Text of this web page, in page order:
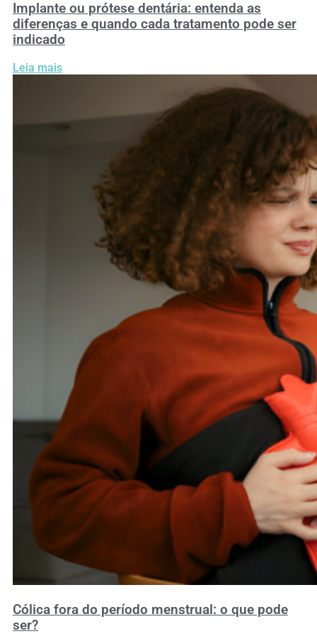
Implante ou prótese dentária: entenda as
diferenças e quando cada tratamento pode ser
indicado
Leia mais
Cólica fora do período menstrual: o que pode
ser?